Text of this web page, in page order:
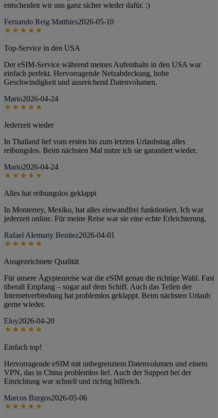
entscheiden wir uns ganz sicher wieder dafür. :)
Fernando Reig Matthies2026-05-10
Top-Service in den USA
Der eSIM-Service während meines Aufenthalts in den USA war
einfach perfekt. Hervorragende Netzabdeckung, hohe
Geschwindigkeit und ausreichend Datenvolumen.
Mario2026-04-24
Jederzeit wieder
In Thailand lief vom ersten bis zum letzten Urlaubstag alles
reibungslos. Beim nächsten Mal nutze ich sie garantiert wieder.
Mario2026-04-24
Alles hat reibungslos geklappt
In Monterrey, Mexiko, hat alles einwandfrei funktioniert. Ich war
jederzeit online. Für meine Reise war sie eine echte Erleichterung.
Rafael Alemany Benitez2026-04-01
Ausgezeichnete Qualität
Für unsere Ägyptenreise war die eSIM genau die richtige Wahl. Fast
überall Empfang – sogar auf dem Schiff. Auch das Teilen der
Internetverbindung hat problemlos geklappt. Beim nächsten Urlaub
gerne wieder.
Eloy2026-04-20
Einfach top!
Hervorragende eSIM mit unbegrenztem Datenvolumen und einem
VPN, das in China problemlos lief. Auch der Support bei der
Einrichtung war schnell und richtig hilfreich.
Marcos Burgos2026-05-06